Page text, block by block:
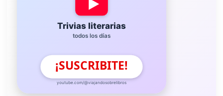
Trivias literarias
todos los días
¡SUSCRIBITE!
youtube.com/@viajandosobrelibros